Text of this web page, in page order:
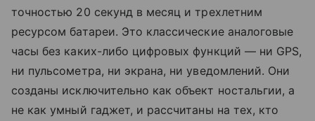
точностью 20 секунд в месяц и трехлетним
ресурсом батареи. Это классические аналоговые
часы без каких-либо цифровых функций — ни GPS,
ни пульсометра, ни экрана, ни уведомлений. Они
созданы исключительно как объект ностальгии, а
не как умный гаджет, и рассчитаны на тех, кто